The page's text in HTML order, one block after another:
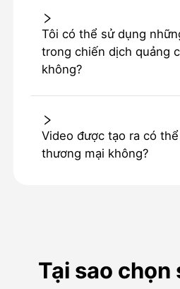
Tôi có thể sử dụng
trong chiến dịch quảng
không?
Video được tạo ra có
thương mại không?
Tại sao chọn